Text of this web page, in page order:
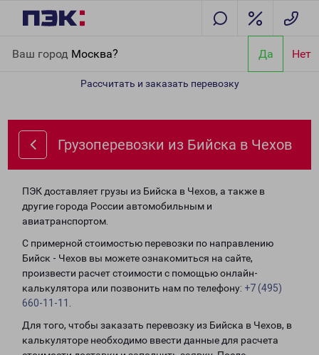
Ваш город Москва? Да Нет
Рассчитать и заказать перевозку
Грузоперевозки из Бийска в Чехов
ПЭК доставляет грузы из Бийска в Чехов, а также в
другие города России автомобильным и
авиатранспортом.
С примерной стоимостью перевозки по направлению
Бийск - Чехов вы можете ознакомиться на сайте,
произвести расчет стоимости с помощью онлайн-
калькулятора или позвонить нам по телефону: +7 (495)
660-11-11
Для того, чтобы заказать перевозку из Бийска в Чехов, в
калькуляторе необходимо ввести данные для расчета